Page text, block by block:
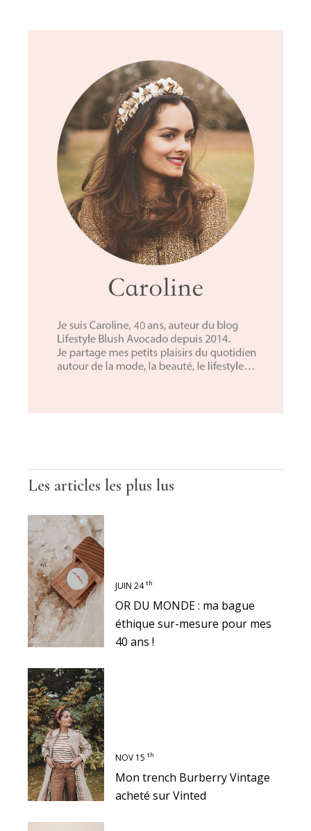
Les articles les plus lus
JUIN 24 th
OR DU MONDE : ma bague
éthique sur-mesure pour mes
40 ans !
NOV 15 th
Mon trench Burberry Vintage
acheté sur Vinted